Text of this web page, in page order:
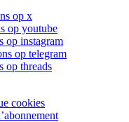
op x
op youtube
op instagram
op telegram
op threads
cookies